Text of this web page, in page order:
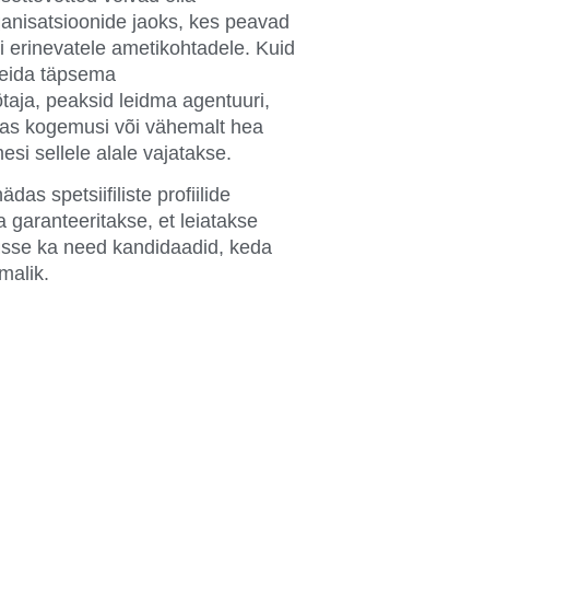
jaoks, kes peavad
erinevatele ametikohtadele. Kuid
täpsema
peaksid leidma agentuuri,
kogemusi või vähemalt hea
sellele alale vajatakse.
spetsiifiliste profiilide
garanteeritakse, et leiatakse
ka need kandidaadid, keda